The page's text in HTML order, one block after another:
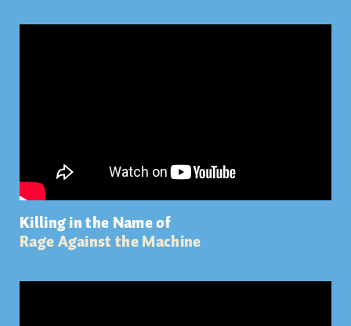
Killing in the Name of
Rage Against the Machine